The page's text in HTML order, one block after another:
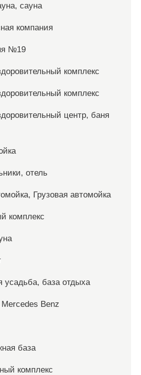
сауна
компания
№19
комплекс
комплекс
центр, баня
отель
Грузовая автомойка
комплекс
усадьба, база отдыха
Benz
база
комплекс